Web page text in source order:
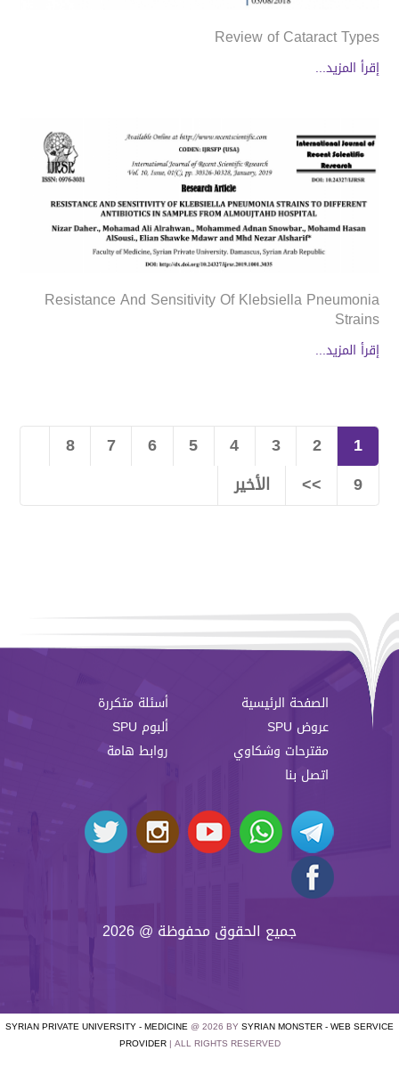
Review of Cataract Types
إقرأ المزيد...
Resistance And Sensitivity Of Klebsiella Pneumonia
Strains
إقرأ المزيد...
1
2
3
4
5
6
7
8
9
>> الأخير
الصفحة الرئيسية
أسئلة متكررة
عروض SPU
ألبوم SPU
مقترحات وشكاوي
روابط هامة
اتصل بنا
جميع الحقوق محفوظة @ 2026
SYRIAN PRIVATE UNIVERSITY - MEDICINE@ 2026 BYSYRIAN MONSTER - WEB SERVICE
PROVIDER| ALL RIGHTS RESERVED